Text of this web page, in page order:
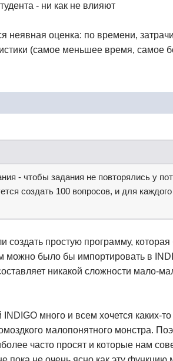
- ни как не влияют
неявная оценка: по времени,
(самое меньшее время, самое
- чтобы задания не повторялись у
создать 100 вопросов, и для
создать простую программу,
можно было бы импортировать в
никакой сложности мало-
INDIGO много и всем хочется
малопонятного монстра.
часто просят и которые нам